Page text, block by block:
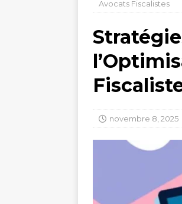
Avocats Fiscalistes
novembre 8, 2025